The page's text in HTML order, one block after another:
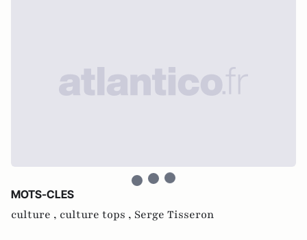
MOTS-CLES
culture , culture tops , Serge Tisseron